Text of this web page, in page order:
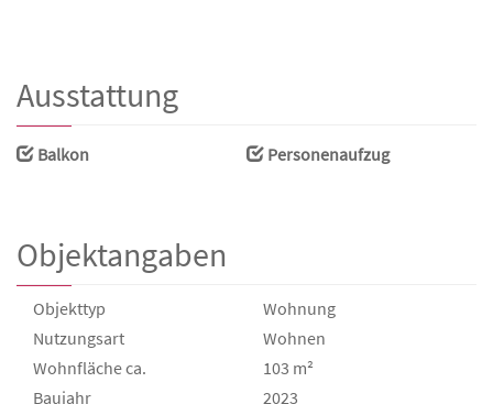
Ausstattung
Balkon Personenaufzug
Objektangaben
Objekttyp
Wohnung
Nutzungsart
Wohnen
Wohnfläche ca.
103 m²
Baujahr
2023